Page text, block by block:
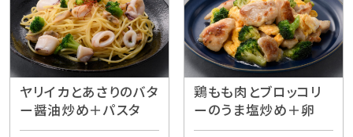
ヤリイカとあさりのバタ
ー醤油炒め＋パスタ
鶏もも肉とブロッコリ
ーのうま塩炒め＋卵